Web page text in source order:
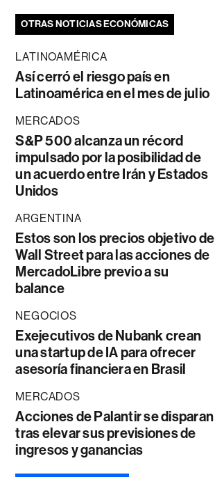
OTRAS NOTICIAS ECONÓMICAS
LATINOAMÉRICA
Así cerró el riesgo país en
Latinoamérica en el mes de julio
MERCADOS
S&P 500 alcanza un récord
impulsado por la posibilidad de
un acuerdo entre Irán y Estados
Unidos
ARGENTINA
Estos son los precios objetivo de
Wall Street para las acciones de
MercadoLibre previo a su
balance
NEGOCIOS
Exejecutivos de Nubank crean
una startup de IA para ofrecer
asesoría financiera en Brasil
MERCADOS
Acciones de Palantir se disparan
tras elevar sus previsiones de
ingresos y ganancias